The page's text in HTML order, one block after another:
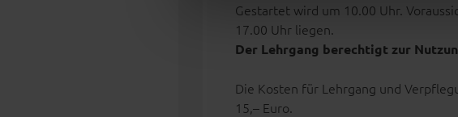
Gestartet wird um 10.00 Uhr.
17.00 Uhr liegen.
Der Lehrgang berechtigt zur
Die Kosten für Lehrgang und
15,– Euro.